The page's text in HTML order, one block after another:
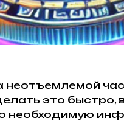
это быстро,
необходимую